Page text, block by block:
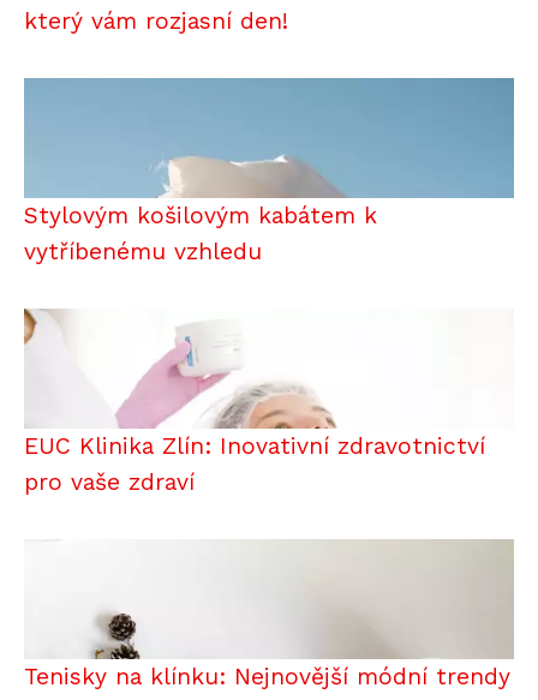
který vám rozjasní den!
Stylovým košilovým kabátem k
vytříbenému vzhledu
EUC Klinika Zlín: Inovativní zdravotnictví
pro vaše zdraví
Tenisky na klínku: Nejnovější módní trendy